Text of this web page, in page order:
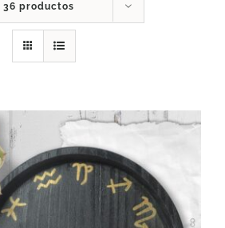
36 productos